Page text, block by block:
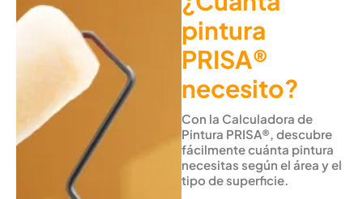
pintura
PRISA®
necesito?
Con la Calculadora de
Pintura PRISA®, descubre
fácilmente cuánta pintura
necesitas según el área y el
tipo de superficie.